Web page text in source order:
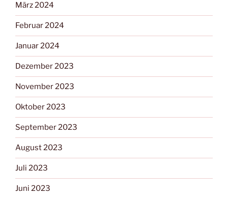
März 2024
Februar 2024
Januar 2024
Dezember 2023
November 2023
Oktober 2023
September 2023
August 2023
Juli 2023
Juni 2023